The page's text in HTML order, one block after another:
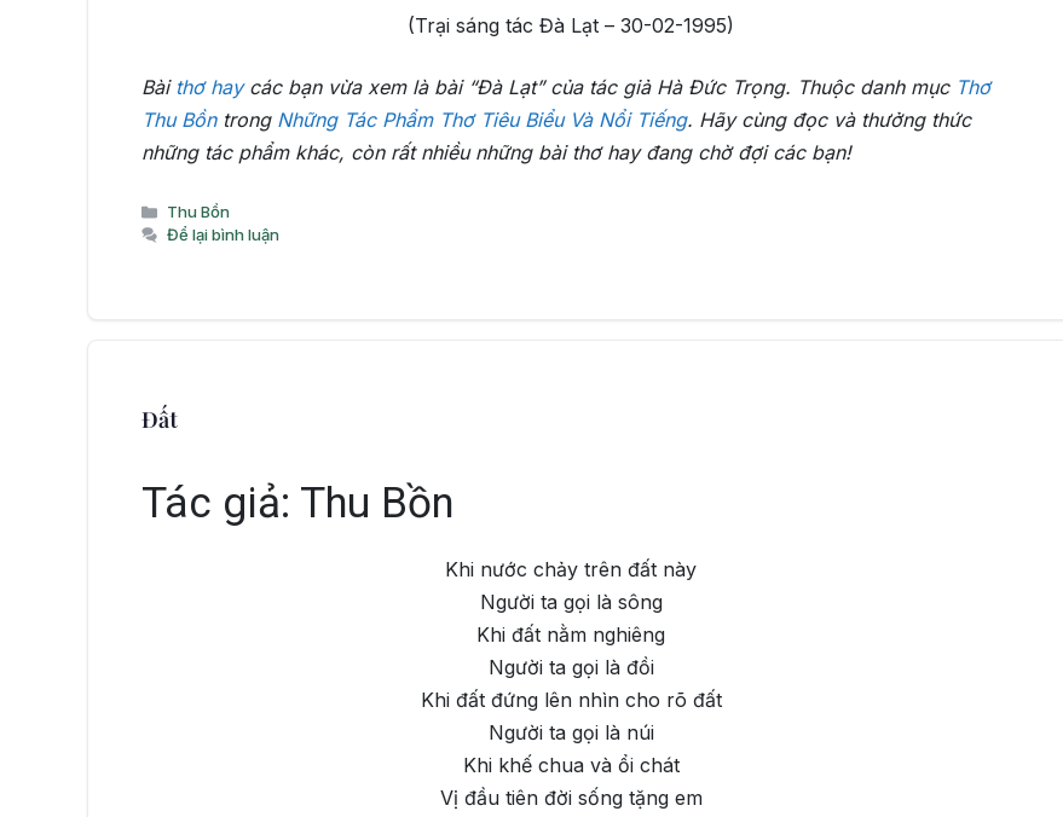
(Trại sáng tác Đà Lạt – 30-02-1995)
Bài thơ haycác bạn vừa xem là bài “Đà Lạt” của tác giả Hà Đức Trọng. Thuộc danh mục Thơ
Thu Bồntrong Những Tác Phẩm Thơ Tiêu Biểu Và Nổi Tiếng. Hãy cùng đọc và thưởng thức
những tác phẩm khác, còn rất nhiều những bài thơ hay đang chờ đợi các bạn!
Danh
mục
Thu Bồn
Để lại bình luận
Đất
Tác giả: Thu Bồn
Khi nước chảy trên đất này
Người ta gọi là sông
Khi đất nằm nghiêng
Người ta gọi là đồi
Khi đất đứng lên nhìn cho rõ đất
Người ta gọi là núi
Khi khế chua và ổi chát
Vị đầu tiên đời sống tặng em